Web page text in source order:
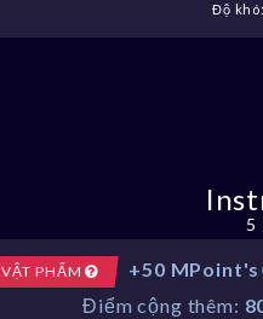
Độ
5
VẬT PHẨM +50 MPoint's
Điểm cộng thêm: